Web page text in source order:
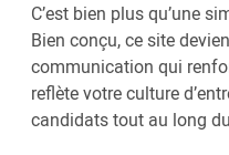
C’est bien plus qu’une
Bien conçu, ce site
communication qui
reflète votre culture
candidats tout au long